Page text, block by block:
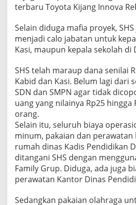
D
I
K
A
d
i
D
E
L
E
R
D
A
N
G
S
D
terbaru Toyota Kijang Innova
Selain diduga mafia proyek,
menjadi calo jabatan untuk
Kasi, maupun kepala sekolah di
SHS telah maraup dana senilai
Kabid dan Kasi. Belum lagi dari
SDN dan SMPN agar tidak
uang yang nilainya Rp25 hingga
orang.
Selain itu, seluruh biaya
minum, pakaian dan
rumah dinas Kadis Pendidikan
ditangani SHS dengan
Family Grup. Diduga, ada juga
perawatan Kantor Dinas
Sedangkan pakaian olahraga